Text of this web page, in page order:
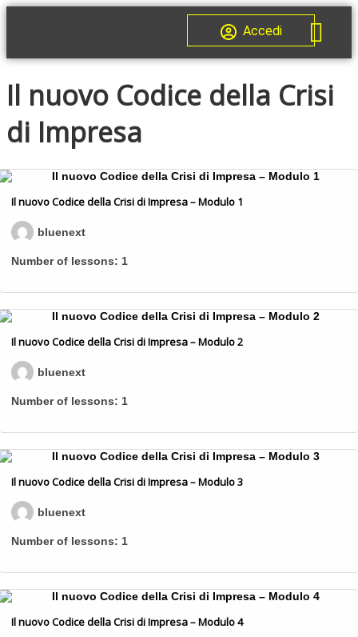
Accedi
Il nuovo Codice della Crisi
di Impresa
Il nuovo Codice della Crisi di Impresa – Modulo 1
bluenext
Number of lessons: 1
Il nuovo Codice della Crisi di Impresa – Modulo 2
bluenext
Number of lessons: 1
Il nuovo Codice della Crisi di Impresa – Modulo 3
bluenext
Number of lessons: 1
Il nuovo Codice della Crisi di Impresa – Modulo 4